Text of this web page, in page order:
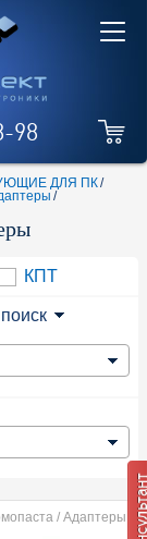
98
ДЛЯ ПК/
/
КПТ
/ Адаптеры